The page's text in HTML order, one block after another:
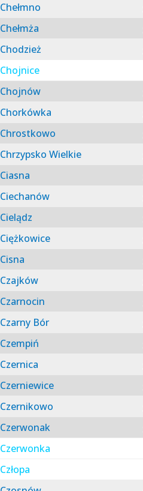
Chełmno
Chełmża
Chodzież
Chojnice
Chojnów
Chorkówka
Chrostkowo
Chrzypsko Wielkie
Ciasna
Ciechanów
Cielądz
Ciężkowice
Cisna
Czajków
Czarnocin
Czarny Bór
Czempiń
Czernica
Czerniewice
Czernikowo
Czerwonak
Czerwonka
Człopa